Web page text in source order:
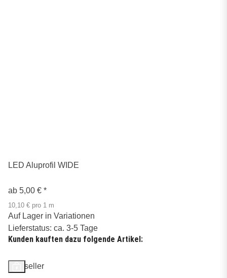
LED Aluprofil WIDE
ab 5,00 € *
10,10 € pro 1 m
Auf Lager in Variationen
Lieferstatus: ca. 3-5 Tage
Kunden kauften dazu folgende Artikel:
Bestseller